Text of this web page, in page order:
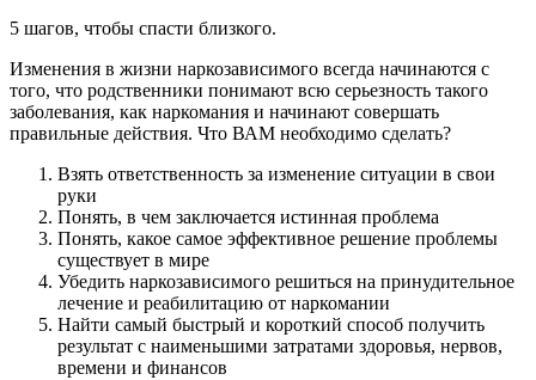
5 шагов, чтобы спасти близкого.
Изменения в жизни наркозависимого всегда начинаются с
того, что родственники понимают всю серьезность такого
заболевания, как наркомания и начинают совершать
правильные действия. Что ВАМ необходимо сделать?
Взять ответственность за изменение ситуации в свои
руки
Понять, в чем заключается истинная проблема
Понять, какое самое эффективное решение проблемы
существует в мире
Убедить наркозависимого решиться на принудительное
лечение и реабилитацию от наркомании
Найти самый быстрый и короткий способ получить
результат с наименьшими затратами здоровья, нервов,
времени и финансов